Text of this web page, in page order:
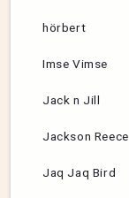
hörbert
Imse Vimse
Jack n Jill
Jackson Reece
Jaq Jaq Bird